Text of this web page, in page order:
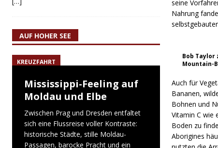
seine
Nahrung
Bob Taylor
Mountain-
Auch für
Bananen,
Bohnen und
Vitamin C wie
Boden zu
Aborigines
AUF HOHER SEE
KREUZFAHRT
Mississippi-Feeling auf
Moldau und Elbe
Zwischen Prag und Dresden entfaltet
sich eine Flussreise voller Kontraste:
historische Städte, stille Moldau-
Passagen, barocke Pracht und ein